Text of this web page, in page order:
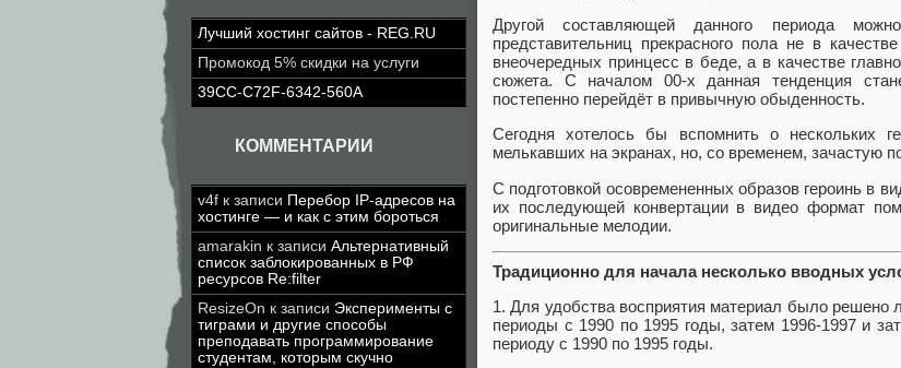
Лучший хостинг сайтов - REG.RU
Промокод 5% скидки на услуги
39CC-C72F-6342-560A
КОММЕНТАРИИ
v4f к записи Перебор IP-адресов на
хостинге — и как с этим бороться
amarakin к записи Альтернативный
список заблокированных в РФ
ресурсов Re:filter
ResizeOn к записи Эксперименты с
тиграми и другие способы
преподавать программирование
студентам, которым скучно
Другой составляющей данного периода
представительниц прекрасного пола не в
внеочередных принцесс в беде, а в качестве
сюжета. С началом 00-х данная тенденция
постепенно перейдёт в привычную обыденность.
Сегодня хотелось бы вспомнить о нескольких
мелькавших на экранах, но, со временем, зачастую
С подготовкой осовремененных образов героинь в
их последующей конвертации в видео формат
оригинальные мелодии.
Традиционно для начала несколько вводных
1. Для удобства восприятия материал было решено
периоды с 1990 по 1995 годы, затем 1996-1997 и
периоду с 1990 по 1995 годы.